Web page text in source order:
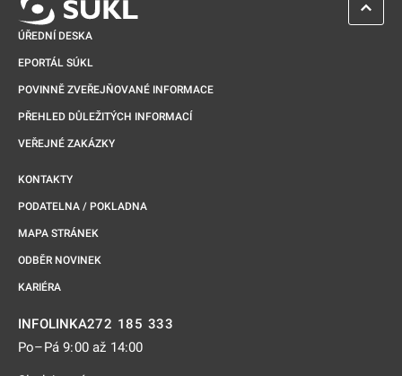
ÚŘEDNÍ DESKA
EPORTÁL SÚKL
POVINNĚ ZVEŘEJŇOVANÉ INFORMACE
PŘEHLED DŮLEŽITÝCH INFORMACÍ
VEŘEJNÉ ZAKÁZKY
KONTAKTY
PODATELNA / POKLADNA
MAPA STRÁNEK
ODBĚR NOVINEK
KARIÉRA
INFOLINKA272 185 333
Po–Pá 9:00 až 14:00
ZPĚT